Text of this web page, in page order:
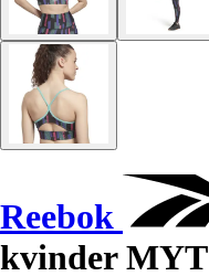
Reebok
kvinder MYT